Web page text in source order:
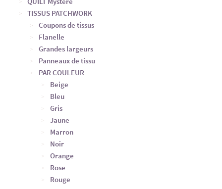
TISSUS PATCHWORK
Coupons de tissus
Flanelle
Grandes largeurs
Panneaux de tissu
PAR COULEUR
Beige
Bleu
Gris
Jaune
Marron
Noir
Orange
Rose
Rouge